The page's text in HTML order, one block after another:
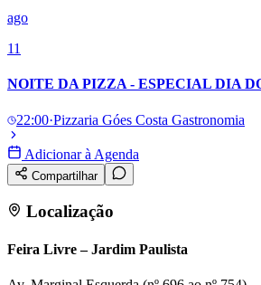
ago
11
NOITE DA PIZZA - ESPECIAL DIA
22:00·Pizzaria Góes Costa Gastronomia
Adicionar à Agenda
Compartilhar
Localização
Feira Livre – Jardim Paulista